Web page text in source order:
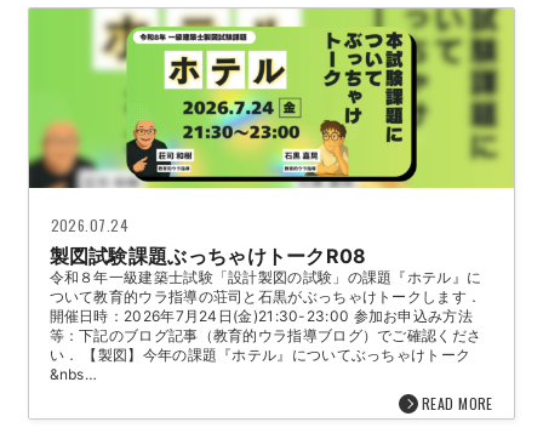
2026.07.24
製図試験課題ぶっちゃけトークR08
令和８年一級建築士試験「設計製図の試験」の課題『ホテル』に
ついて教育的ウラ指導の荘司と石黒がぶっちゃけトークします．
開催日時：2026年7月24日(金)21:30-23:00 参加お申込み方法
等：下記のブログ記事（教育的ウラ指導ブログ）でご確認くださ
い． 【製図】今年の課題『ホテル』についてぶっちゃけトーク
&nbs…
READ MORE